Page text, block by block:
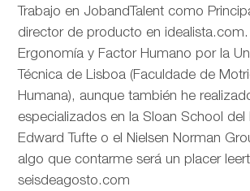
Trabajo en JobandTalent como
director de producto en
Ergonomía y Factor Humano por la
Técnica de Lisboa (Faculdade de
Humana), aunque también he
especializados en la Sloan School del
Edward Tufte o el Nielsen Norman
algo que contarme será un placer
seisdeagosto.com